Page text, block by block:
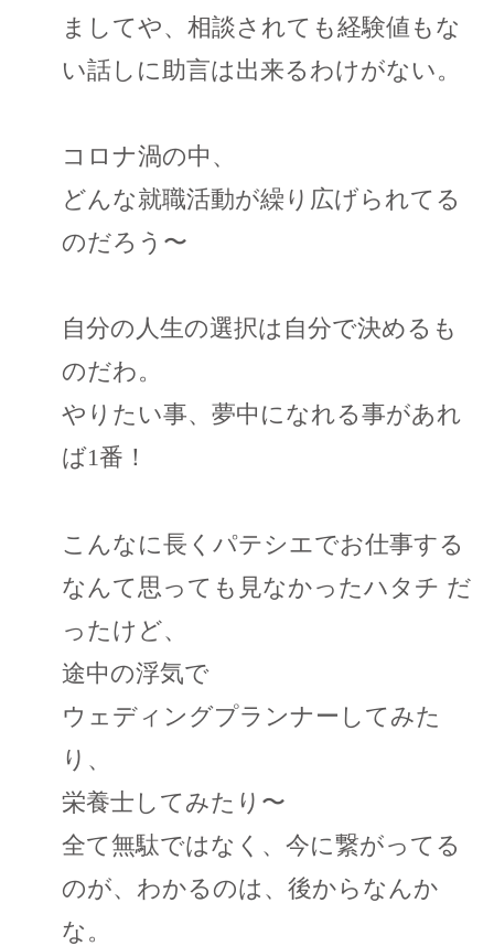
ましてや、相談されても経験値もな
い話しに助言は出来るわけがない。
コロナ渦の中、
どんな就職活動が繰り広げられてる
のだろう〜
自分の人生の選択は自分で決めるも
のだわ。
やりたい事、夢中になれる事があれ
ば1番！
こんなに長くパテシエでお仕事する
なんて思っても見なかったハタチ だ
ったけど、
途中の浮気で
ウェディングプランナーしてみた
り、
栄養士してみたり〜
全て無駄ではなく、今に繋がってる
のが、わかるのは、後からなんか
な。